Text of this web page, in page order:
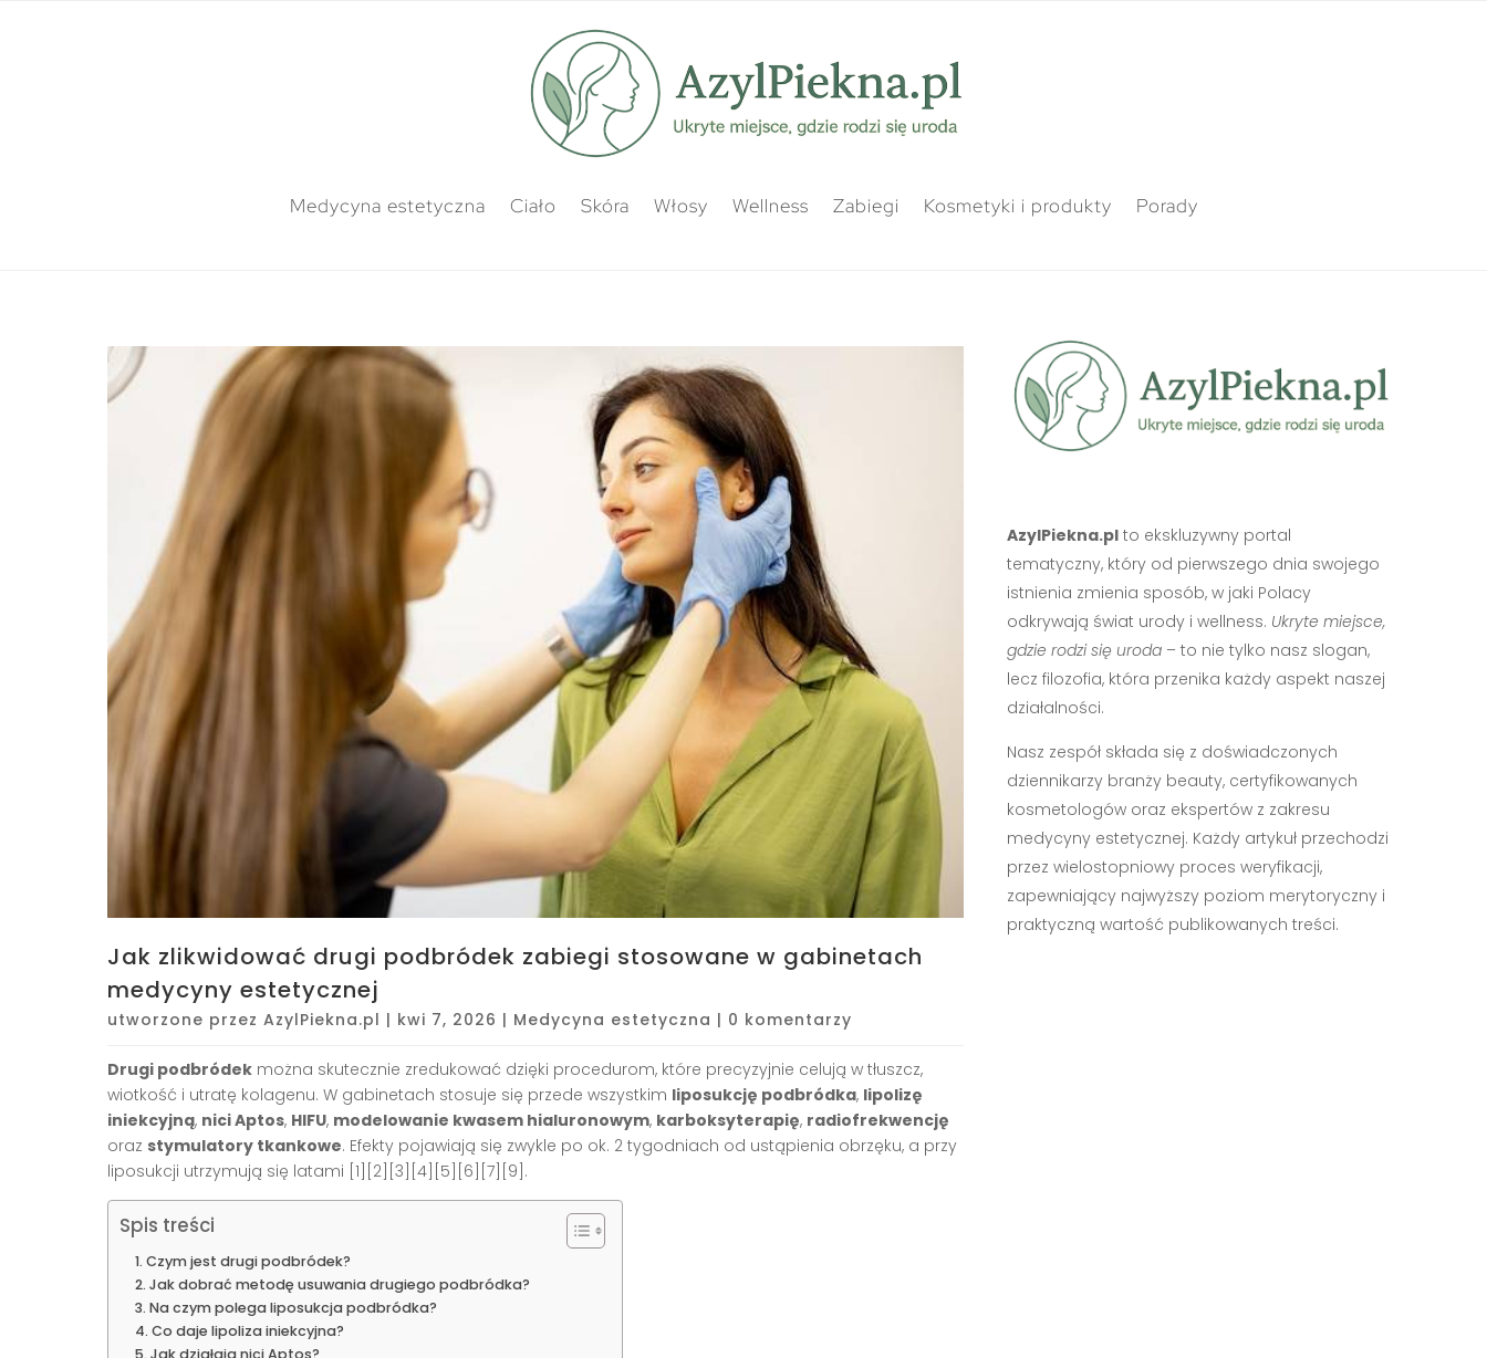
Medycyna estetyczna Ciało Skóra Włosy Wellness Zabiegi Kosmetyki i produkty Porady
Jak zlikwidować drugi podbródek zabiegi stosowane w gabinetach
medycyny estetycznej
utworzone przez AzylPiekna.pl | kwi 7, 2026 | Medycyna estetyczna | 0 komentarzy
Drugi podbródek można skutecznie zredukować dzięki procedurom, które precyzyjnie celują w tłuszcz,
wiotkość i utratę kolagenu. W gabinetach stosuje się przede wszystkim liposukcję podbródka, lipolizę
iniekcyjną, nici Aptos, HIFU, modelowanie kwasem hialuronowym, karboksyterapię, radiofrekwencję
oraz stymulatory tkankowe. Efekty pojawiają się zwykle po ok. 2 tygodniach od ustąpienia obrzęku, a przy
liposukcji utrzymują się latami [1][2][3][4][5][6][7][9].
Spis treści
Czym jest drugi podbródek?
Jak dobrać metodę usuwania drugiego podbródka?
Na czym polega liposukcja podbródka?
Co daje lipoliza iniekcyjna?
Jak działają nici Aptos?
AzylPiekna.plto ekskluzywny portal
tematyczny, który od pierwszego dnia swojego
istnienia zmienia sposób, w jaki Polacy
odkrywają świat urody i wellness. Ukryte miejsce,
gdzie rodzi się uroda– to nie tylko nasz slogan,
lecz filozofia, która przenika każdy aspekt naszej
działalności.
Nasz zespół składa się z doświadczonych
dziennikarzy branży beauty, certyfikowanych
kosmetologów oraz ekspertów z zakresu
medycyny estetycznej. Każdy artykuł przechodzi
przez wielostopniowy proces weryfikacji,
zapewniający najwyższy poziom merytoryczny i
praktyczną wartość publikowanych treści.